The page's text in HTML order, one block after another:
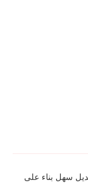
قابل للتعديل من 25 مم إلى 35 مم، مما يسمح بتبديل سهل بناء على